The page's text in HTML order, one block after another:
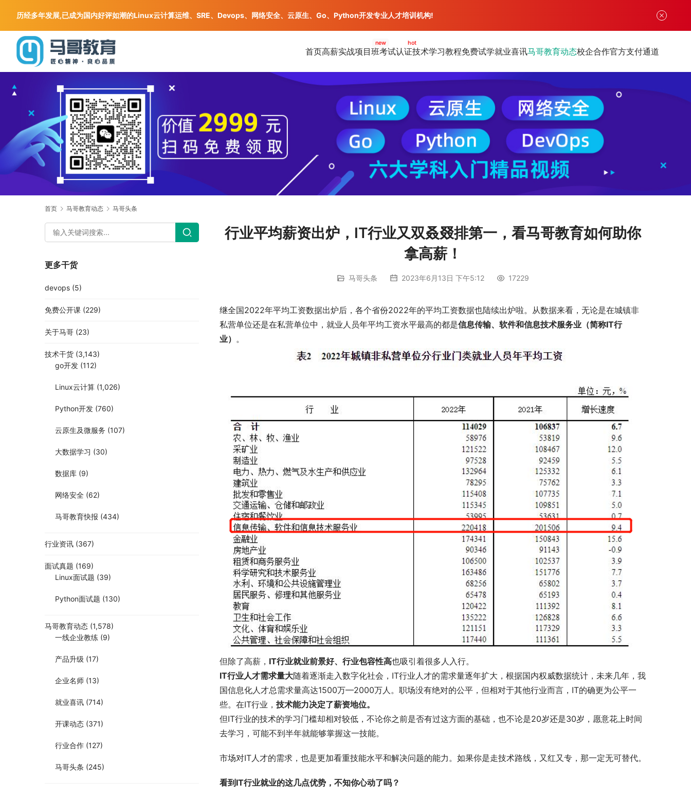
首页高薪实战项目班
new
考试认证
hot
技术学习教程免费试学就业喜讯马哥教育动态校企合作官方支付通道
首页 马哥教育动态 马哥头条
行业平均薪资出炉，IT行业又双叒叕排第一，看马哥教育如何助你
拿高薪！
马哥头条 2023年6月13日 下午5:12 17229
继全国2022年平均工资数据出炉后，各个省份2022年的平均工资数据也陆续出炉啦。从数据来看，无论是在城镇非
私营单位还是在私营单位中，就业人员年平均工资水平最高的都是信息传输、软件和信息技术服务业（简称IT行
业） 。
但除了高薪， IT行业就业前景好、行业包容性高也吸引着很多人入行。
IT行业人才需求量大随着逐渐走入数字化社会，IT行业人才的需求量逐年扩大，根据国内权威数据统计，未来几年，我
国信息化人才总需求量高达1500万—2000万人。职场没有绝对的公平，但相对于其他行业而言，IT的确更为公平一
些。在IT行业， 技术能力决定了薪资地位。
但IT行业的技术的学习门槛却相对较低，不论你之前是否有过这方面的基础，也不论是20岁还是30岁，愿意花上时间
去学习，可能不到半年就能够掌握这一技能。
市场对IT人才的需求，也是更加看重技能水平和解决问题的能力。如果你是走技术路线，又红又专，那一定无可替代。
看到IT行业就业的这几点优势，不知你心动了吗？
更多干货
devops (5)
免费公开课 (229)
关于马哥 (23)
技术干货 (3,143)
go开发 (112)
Linux云计算 (1,026)
Python开发 (760)
云原生及微服务 (107)
大数据学习 (30)
数据库 (9)
网络安全 (62)
马哥教育快报 (434)
行业资讯 (367)
面试真题 (169)
Linux面试题 (39)
Python面试题 (130)
马哥教育动态 (1,578)
一线企业教练 (9)
产品升级 (17)
企业名师 (13)
就业喜讯 (714)
开课动态 (371)
行业合作 (127)
马哥头条 (245)
历经多年发展,已成为国内好评如潮的Linux云计算运维、SRE、Devops、网络安全、云原生、Go、Python开发专业人才培训机构!